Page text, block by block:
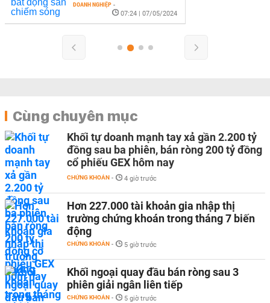
DOANH NGHIỆP -
07:24 | 07/05/2024
Cùng chuyên mục
Khối tự doanh mạnh tay xả gần 2.200 tỷ
đồng sau ba phiên, bán ròng 200 tỷ đồng
cổ phiếu GEX hôm nay
CHỨNG KHOÁN - 4 giờ trước
Hơn 227.000 tài khoản gia nhập thị
trường chứng khoán trong tháng 7 biến
động
CHỨNG KHOÁN - 5 giờ trước
Khối ngoại quay đầu bán ròng sau 3
phiên giải ngân liên tiếp
CHỨNG KHOÁN - 5 giờ trước